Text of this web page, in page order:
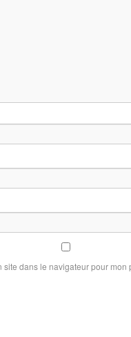
dans le navigateur pour